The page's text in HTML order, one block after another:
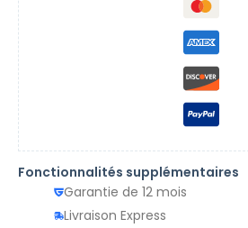
Fonctionnalités supplémentaires
Garantie de 12 mois
Livraison Express